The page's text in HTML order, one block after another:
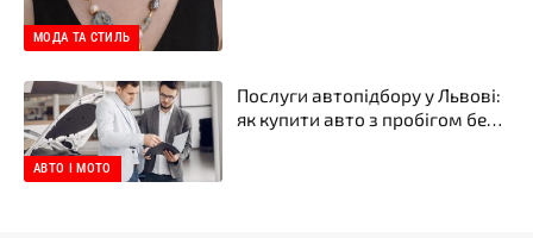
МОДА ТА СТИЛЬ
АВТО І МОТО
Послуги автопідбору у Львові:
як купити авто з пробігом без